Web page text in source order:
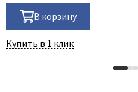
В корзину
Купить в 1 клик